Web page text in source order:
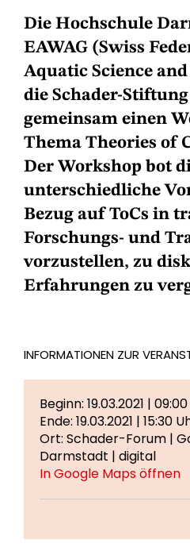
Die Hochschule
EAWAG (Swiss
Aquatic Science
die Schader-
gemeinsam einen
Thema Theories of
Der Workshop bot
unterschiedliche
Bezug auf ToCs in
Forschungs- und
vorzustellen, zu
Erfahrungen zu
INFORMATIONEN ZUR
Beginn: 19.03.2021 |
Ende: 19.03.2021 | 15:30
Ort: Schader-Forum |
Darmstadt | digital
In Google Maps öffnen